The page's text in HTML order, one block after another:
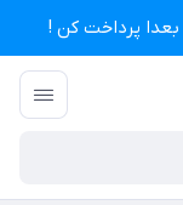
بعدا پرداخت کن !